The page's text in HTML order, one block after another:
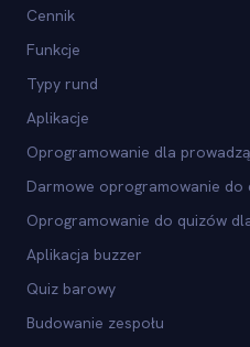
Cennik
Funkcje
Typy rund
Aplikacje
Oprogramowanie dla
Darmowe oprogramowanie do
Oprogramowanie do quizów
Aplikacja buzzer
Quiz barowy
Budowanie zespołu